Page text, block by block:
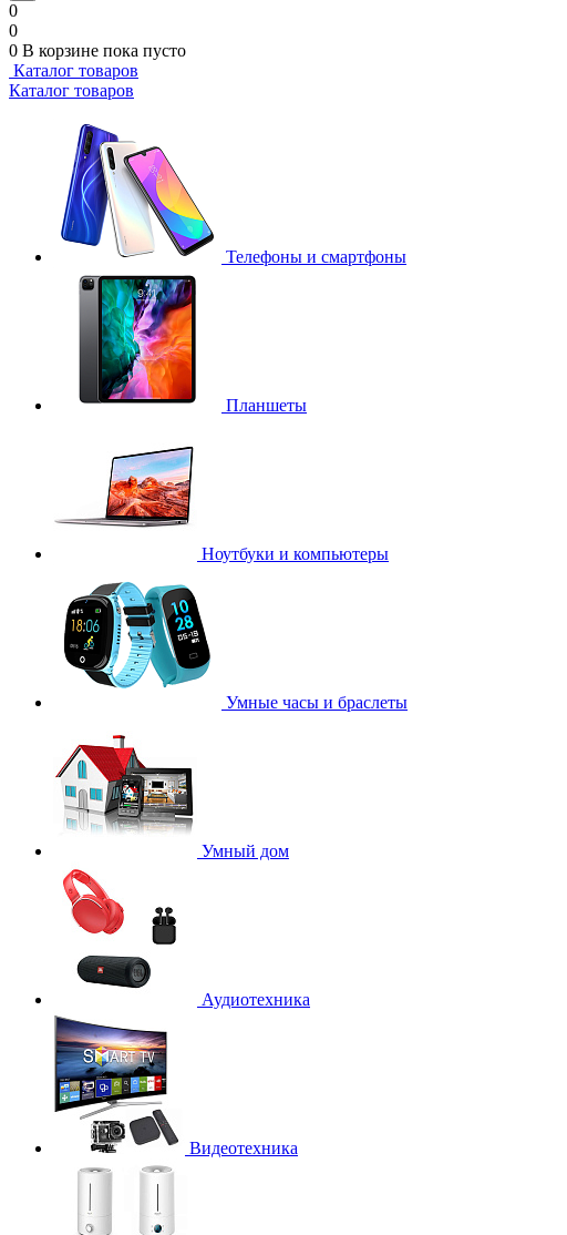
0
0
0 В корзине пока пусто
Каталог товаров
Каталог товаров
Телефоны и смартфоны
Планшеты
Ноутбуки и компьютеры
Умные часы и браслеты
Умный дом
Аудиотехника
Видеотехника